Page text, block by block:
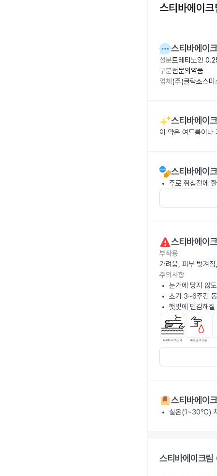
스티바에이
스티바에이
성분트레티노인
구분전문의약품
업체 (주)글락소스미
스티바에이
이 약은 여드름이나
스티바에이
주로 취침전에
스티바에이
부작용
가려움, 피부 벗겨
주의사항
눈가에 닿지 않
초기 3~6주간
햇빛에 민감해
스티바에이
실온(1~30℃)
스티바에이크